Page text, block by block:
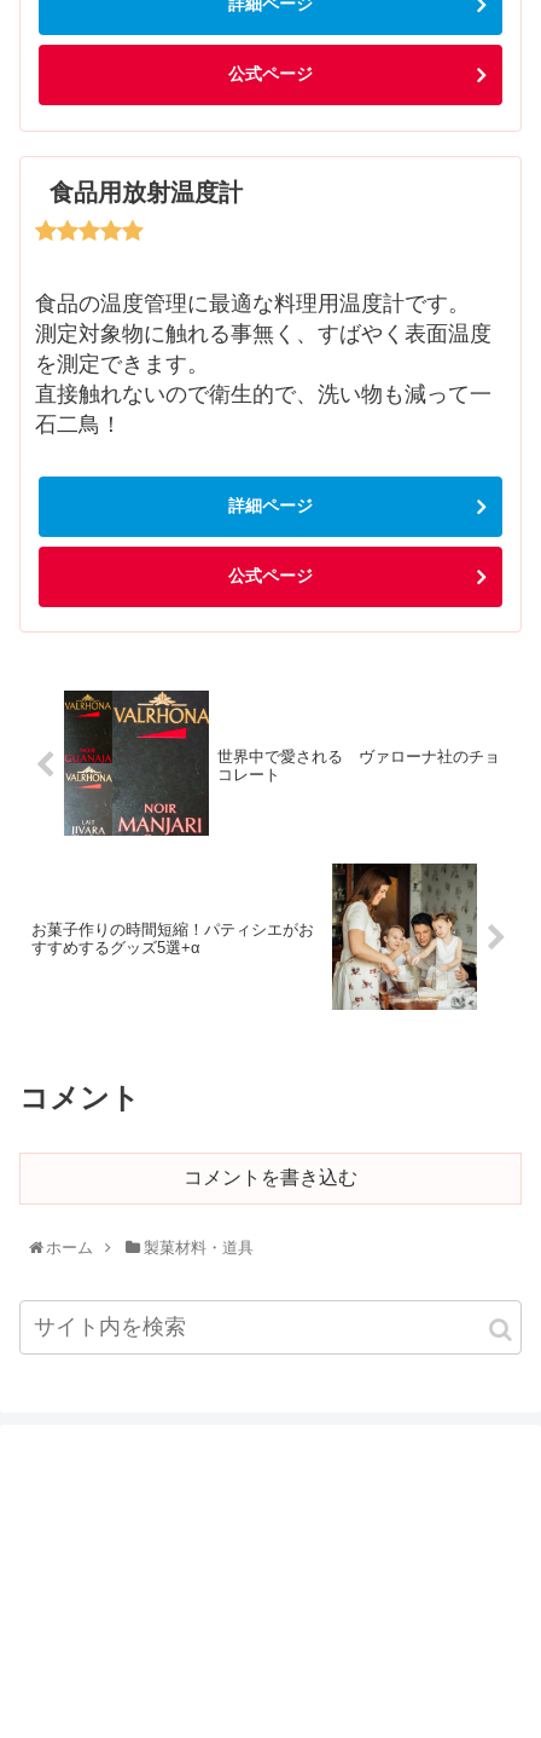
公式ページ
食品用放射温度計
食品の温度管理に最適な料理用温度計です。
測定対象物に触れる事無く、すばやく表面温度
を測定できます。
直接触れないので衛生的で、洗い物も減って一
石二鳥！
詳細ページ
公式ページ
世界中で愛される ヴァローナ社のチョ
コレート
お菓子作りの時間短縮！パティシエがお
すすめするグッズ5選+α
コメント
コメントを書き込む
ホーム 製菓材料・道具